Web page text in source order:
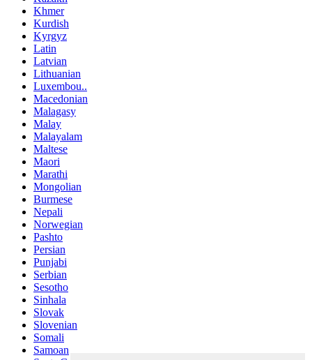
Khmer
Kurdish
Kyrgyz
Latin
Latvian
Lithuanian
Luxembou..
Macedonian
Malagasy
Malay
Malayalam
Maltese
Maori
Marathi
Mongolian
Burmese
Nepali
Norwegian
Pashto
Persian
Punjabi
Serbian
Sesotho
Sinhala
Slovak
Slovenian
Somali
Samoan